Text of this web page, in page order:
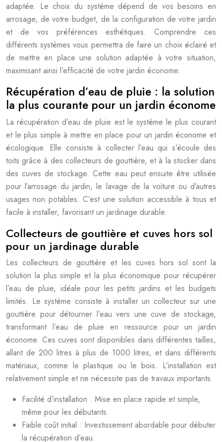
adaptée. Le choix du système dépend de vos besoins en
arrosage, de votre budget, de la configuration de votre jardin
et de vos préférences esthétiques. Comprendre ces
différents systèmes vous permettra de faire un choix éclairé et
de mettre en place une solution adaptée à votre situation,
maximisant ainsi l’efficacité de votre jardin économe.
Récupération d’eau de pluie : la solution
la plus courante pour un jardin économe
La récupération d’eau de pluie est le système le plus courant
et le plus simple à mettre en place pour un jardin économe et
écologique. Elle consiste à collecter l’eau qui s’écoule des
toits grâce à des collecteurs de gouttière, et à la stocker dans
des cuves de stockage. Cette eau peut ensuite être utilisée
pour l’arrosage du jardin, le lavage de la voiture ou d’autres
usages non potables. C’est une solution accessible à tous et
facile à installer, favorisant un jardinage durable.
Collecteurs de gouttière et cuves hors sol
pour un jardinage durable
Les collecteurs de gouttière et les cuves hors sol sont la
solution la plus simple et la plus économique pour récupérer
l’eau de pluie, idéale pour les petits jardins et les budgets
limités. Le système consiste à installer un collecteur sur une
gouttière pour détourner l’eau vers une cuve de stockage,
transformant l’eau de pluie en ressource pour un jardin
économe. Ces cuves sont disponibles dans différentes tailles,
allant de 200 litres à plus de 1000 litres, et dans différents
matériaux, comme le plastique ou le bois. L’installation est
relativement simple et ne nécessite pas de travaux importants.
Facilité d’installation : Mise en place rapide et simple,
même pour les débutants.
Faible coût initial : Investissement abordable pour débuter
la récupération d’eau.